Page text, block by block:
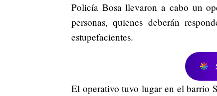
Policía Bosa llevaron a cabo un
personas, quienes deberán
estupefacientes.
El operativo tuvo lugar en el barrio